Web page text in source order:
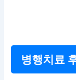
병행치료